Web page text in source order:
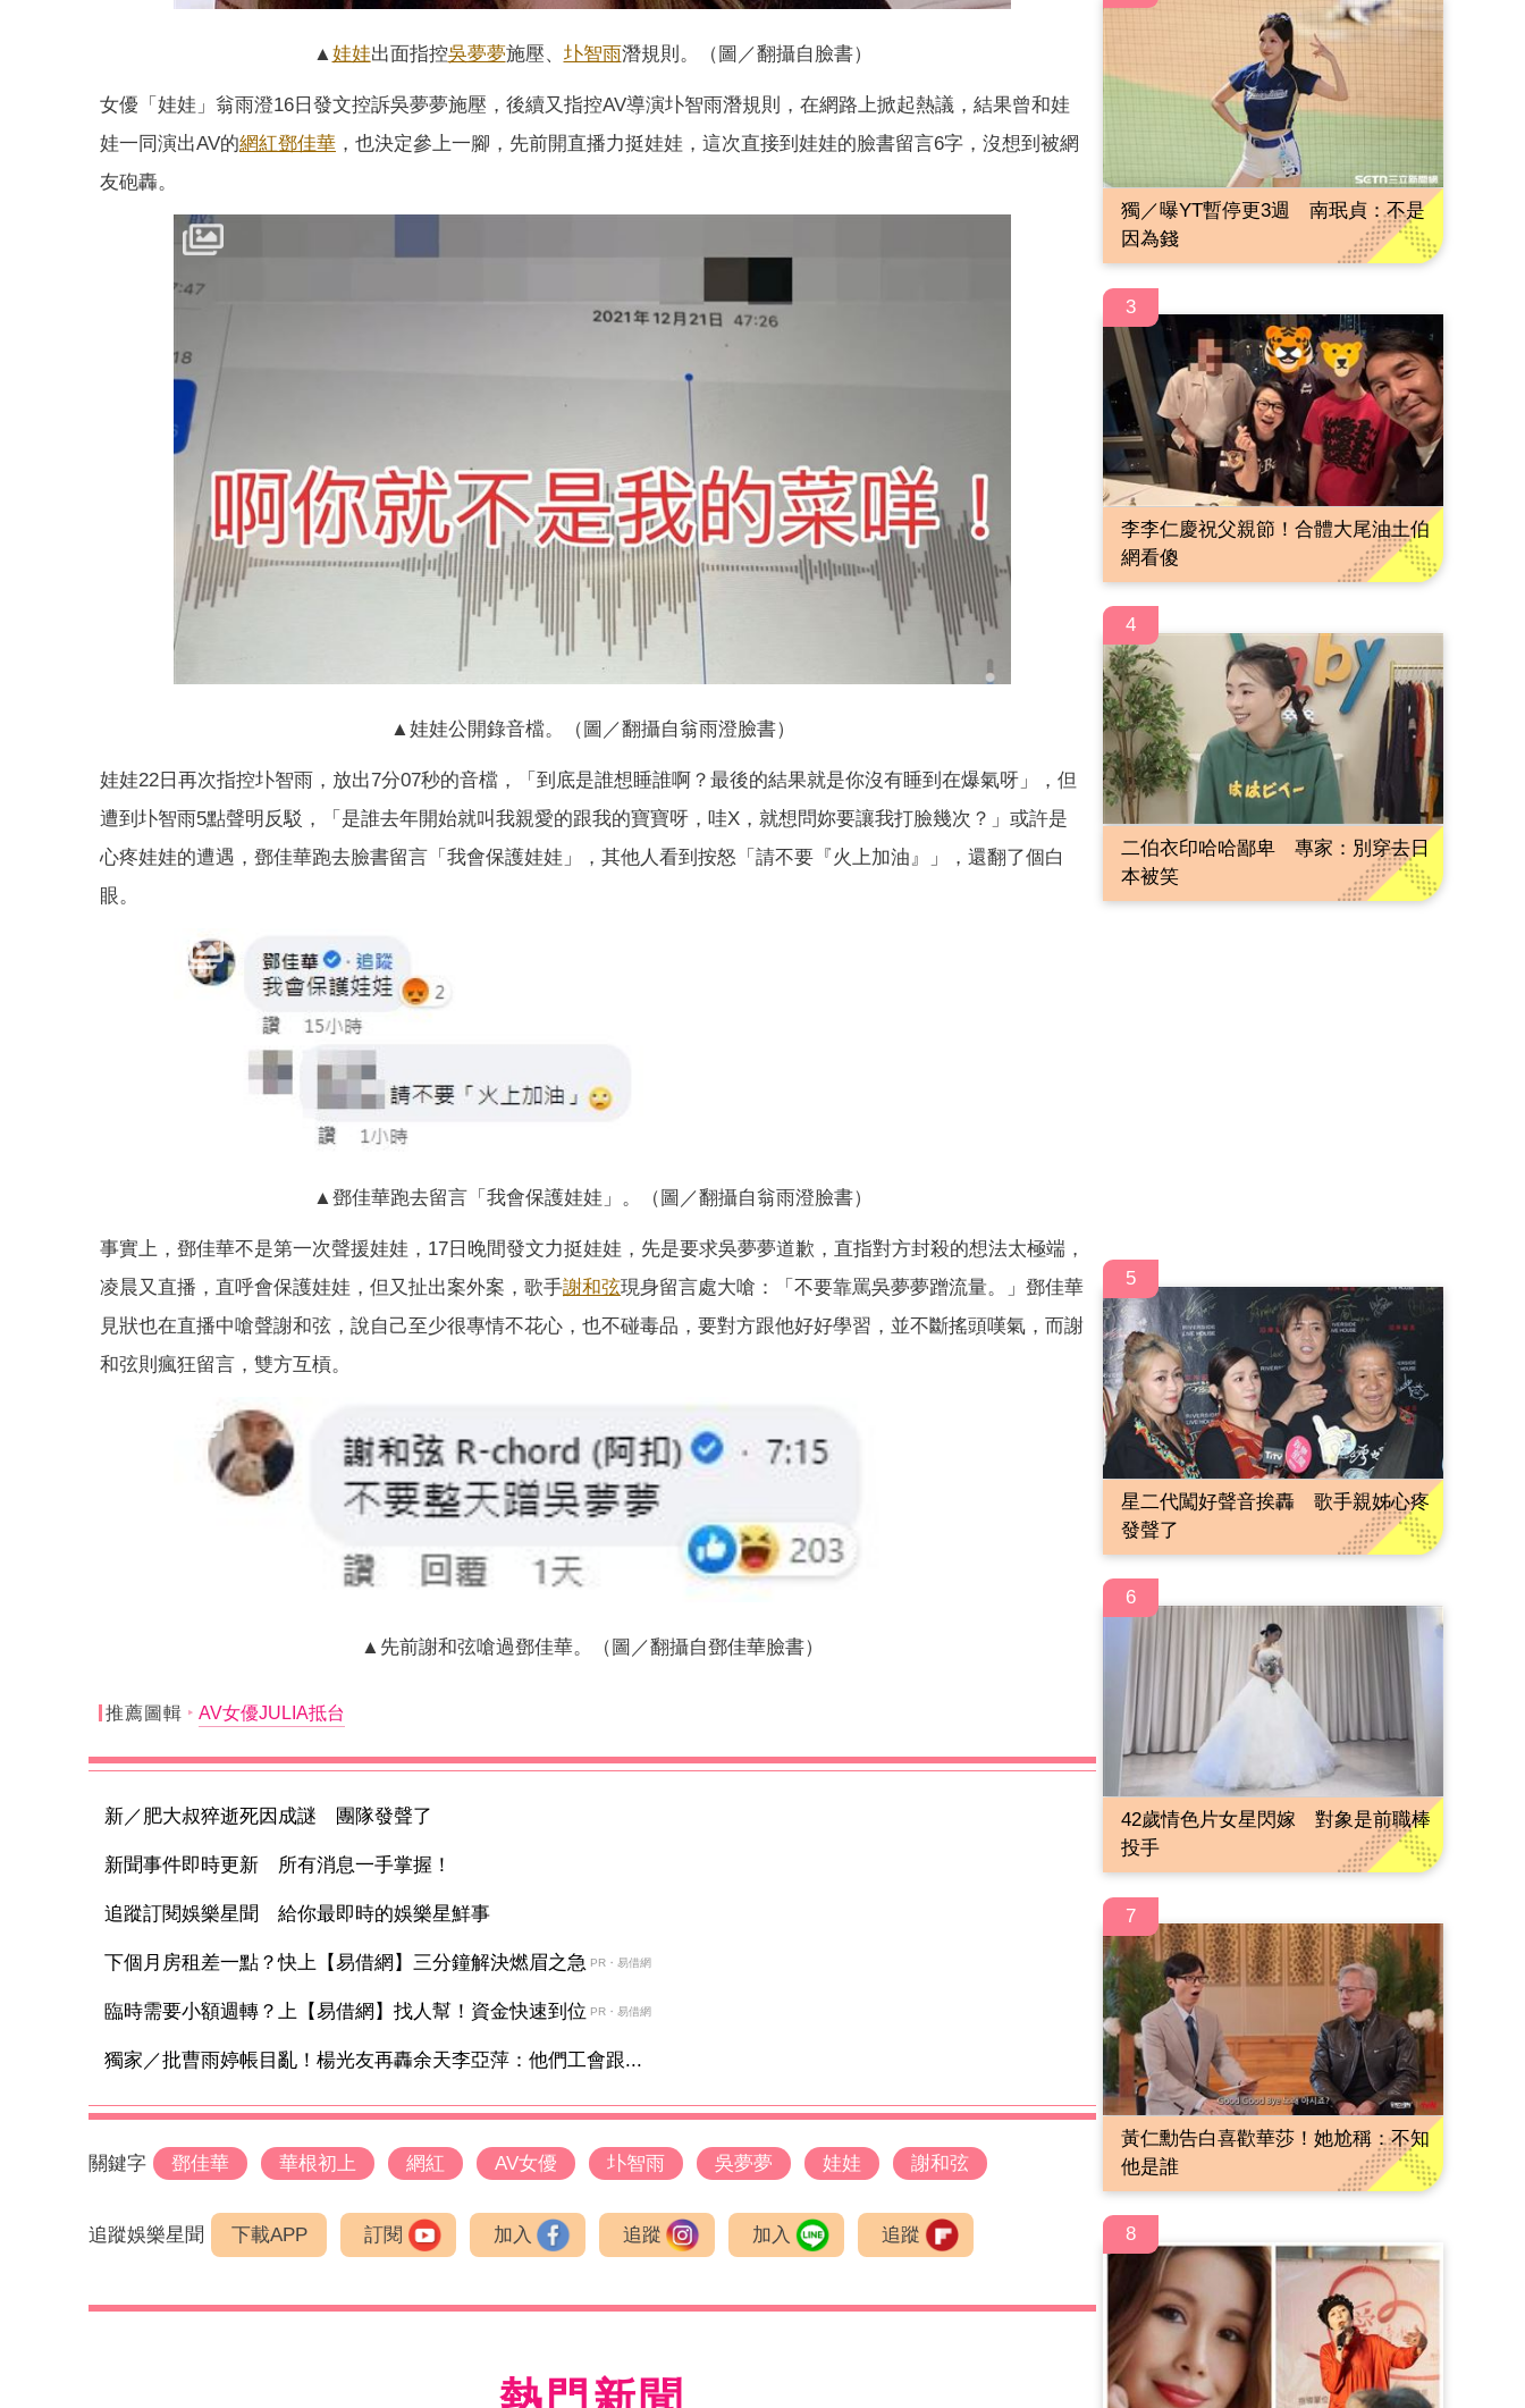
▲娃娃出面指控吳夢夢施壓、 圤智雨潛規則。（圖／翻攝自臉書）
女優「娃娃」翁雨澄16日發文控訴吳夢夢施壓，後續又指控AV導演圤智雨潛規則，在網路上掀起熱議，結果曾和娃
娃一同演出AV的網紅鄧佳華 ，也決定參上一腳，先前開直播力挺娃娃，這次直接到娃娃的臉書留言6字，沒想到被網
友砲轟。
▲娃娃公開錄音檔。（圖／翻攝自翁雨澄臉書）
娃娃22日再次指控圤智雨，放出7分07秒的音檔，「到底是誰想睡誰啊？最後的結果就是你沒有睡到在爆氣呀」，但
遭到圤智雨5點聲明反駁，「是誰去年開始就叫我親愛的跟我的寶寶呀，哇X，就想問妳要讓我打臉幾次？」或許是
心疼娃娃的遭遇，鄧佳華跑去臉書留言「我會保護娃娃」，其他人看到按怒「請不要『火上加油』」，還翻了個白
眼。
▲鄧佳華跑去留言「我會保護娃娃」。（圖／翻攝自翁雨澄臉書）
事實上，鄧佳華不是第一次聲援娃娃，17日晚間發文力挺娃娃，先是要求吳夢夢道歉，直指對方封殺的想法太極端，
凌晨又直播，直呼會保護娃娃，但又扯出案外案，歌手謝和弦現身留言處大嗆：「不要靠罵吳夢夢蹭流量。」鄧佳華
見狀也在直播中嗆聲謝和弦，說自己至少很專情不花心，也不碰毒品，要對方跟他好好學習，並不斷搖頭嘆氣，而謝
和弦則瘋狂留言，雙方互槓。
▲先前謝和弦嗆過鄧佳華。（圖／翻攝自鄧佳華臉書）
推薦圖輯 AV女優JULIA抵台
新／肥大叔猝逝死因成謎 團隊發聲了
新聞事件即時更新 所有消息一手掌握！
追蹤訂閱娛樂星聞 給你最即時的娛樂星鮮事
下個月房租差一點？快上【易借網】三分鐘解決燃眉之急 PR・易借網
臨時需要小額週轉？上【易借網】找人幫！資金快速到位 PR・易借網
獨家／批曹雨婷帳目亂！楊光友再轟余天李亞萍：他們工會跟...
關鍵字 鄧佳華 華根初上 網紅 AV女優 圤智雨 吳夢夢 娃娃 謝和弦
追蹤娛樂星聞 下載APP 訂閱 加入 追蹤 加入 追蹤
獨／曝YT暫停更3週 南珉貞：不是
因為錢
3
李李仁慶祝父親節！合體大尾油土伯
網看傻
4
二伯衣印哈哈鄙卑 專家：別穿去日
本被笑
5
星二代闖好聲音挨轟 歌手親姊心疼
發聲了
6
42歲情色片女星閃嫁 對象是前職棒
投手
7
黃仁勳告白喜歡華莎！她尬稱：不知
他是誰
8